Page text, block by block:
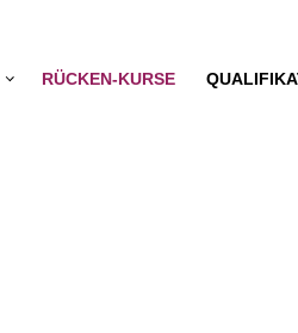
RÜCKEN-KURSE